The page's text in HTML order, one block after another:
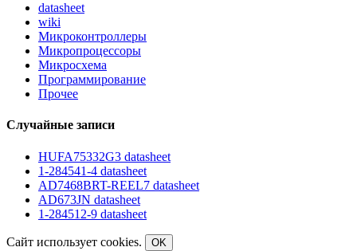
datasheet
wiki
Микроконтроллеры
Микропроцессоры
Микросхема
Программирование
Прочее
Случайные записи
HUFA75332G3 datasheet
1-284541-4 datasheet
AD7468BRT-REEL7 datasheet
AD673JN datasheet
1-284512-9 datasheet
Сайт использует cookies.
OK